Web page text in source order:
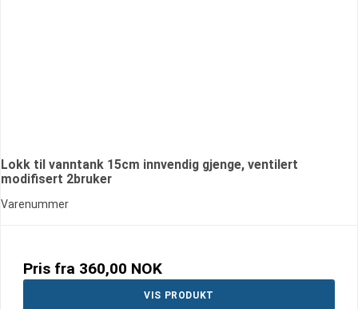
Lokk til vanntank 15cm innvendig gjenge, ventilert
modifisert 2bruker
Varenummer
Pris fra 360,00 NOK
VIS PRODUKT